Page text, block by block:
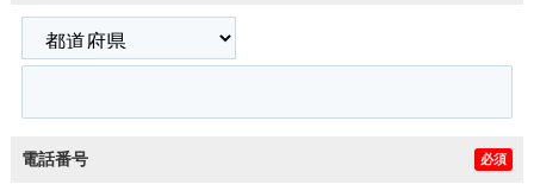
電話番号 必須